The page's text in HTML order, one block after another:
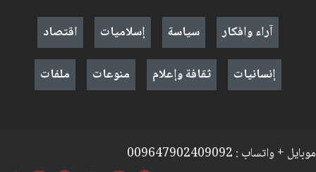
آراء وافكار
سياسة إسلاميات
اقتصاد
إنسانيات
ثقافة وإعلام منوعات ملفات
موبايل + واتساب : 009647902409092